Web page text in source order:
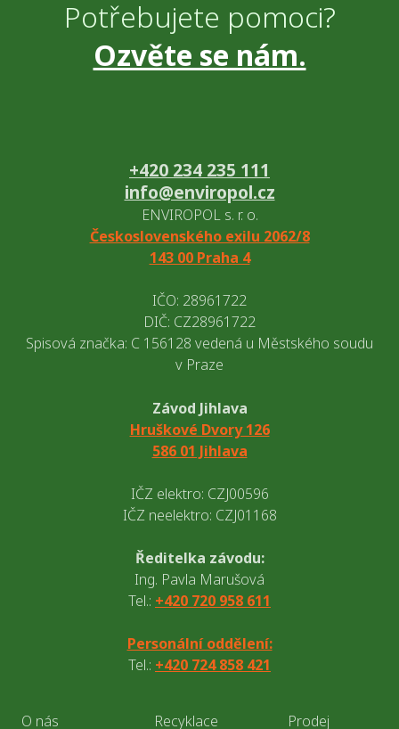
Potřebujete pomoci?
Ozvěte se nám.
info@enviropol.cz
+420 234 235 111
ENVIROPOL s. r. o.
Československého exilu 2062/8
143 00 Praha 4
IČO: 28961722
DIČ: CZ28961722
Spisová značka: C 156128 vedená u Městského soudu
v Praze
Závod Jihlava
Hruškové Dvory 126
586 01 Jihlava
IČZ elektro: CZJ00596
IČZ neelektro: CZJ01168
Ředitelka závodu:
Ing. Pavla Marušová
Tel.: +420 720 958 611
Personální oddělení:
Tel.: +420 724 858 421
O nás Recyklace Prodej